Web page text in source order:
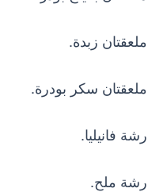
ملعقتان زبدة.
ملعقتان سكر بودرة.
رشة فانيليا.
رشة ملح.